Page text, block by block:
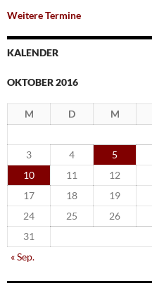
Weitere Termine
KALENDER
OKTOBER 2016
M D M
3
4 5
10
11 12
17
18 19
24
25 26
31
« Sep.